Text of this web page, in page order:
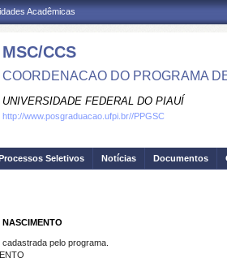
Acadêmicas
MSC/CCS
COORDENACAO DO PROGRAMA
UNIVERSIDADE FEDERAL DO PIAUÍ
http://www.posgraduacao.ufpi.br//PPGSC
Seletivos Notícias Documentos
pelo programa.